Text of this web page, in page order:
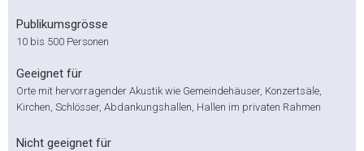
Publikumsgrösse
10 bis 500 Personen
Geeignet für
Orte mit hervorragender Akustik wie Gemeindehäuser, Konzertsäle,
Kirchen, Schlösser, Abdankungshallen, Hallen im privaten Rahmen
Nicht geeignet für